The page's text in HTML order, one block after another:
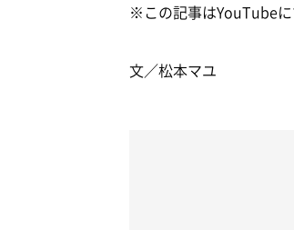
※この記事はYouTubeに
文／松本マユ